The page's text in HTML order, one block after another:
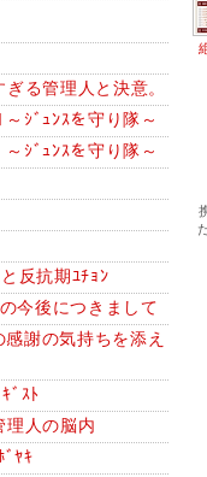
る管理人と決意。
ｼﾞｭﾝｽを守り隊～
ｼﾞｭﾝｽを守り隊～
反抗期ﾕﾁｮﾝ
今後につきまして
謝の気持ちを添え
ﾞｽﾄ
理人の脳内
ﾞﾔｷ